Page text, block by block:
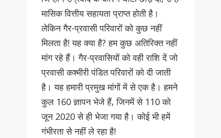
मासिक वित्तीय सहायता प्राप्त होती है।
लेकिन गैर-प्रवासी परिवारों को कुछ नहीं
मिलता है! यह क्या है? हम कुछ अतिरिक्त नहीं
मांग रहे हैं। गैर-प्रवासियों को वही राशि दें जो
प्रवासी कश्मीरी पंडित परिवारों को दी जाती
है। यह हमारी प्रमुख मांगों में से एक है। हमने
कुल 160 ज्ञापन भेजे हैं, जिनमें से 110 को
जून 2020 से ही भेजा गया है। कोई भी हमें
गंभीरता से नहीं ले रहा है!